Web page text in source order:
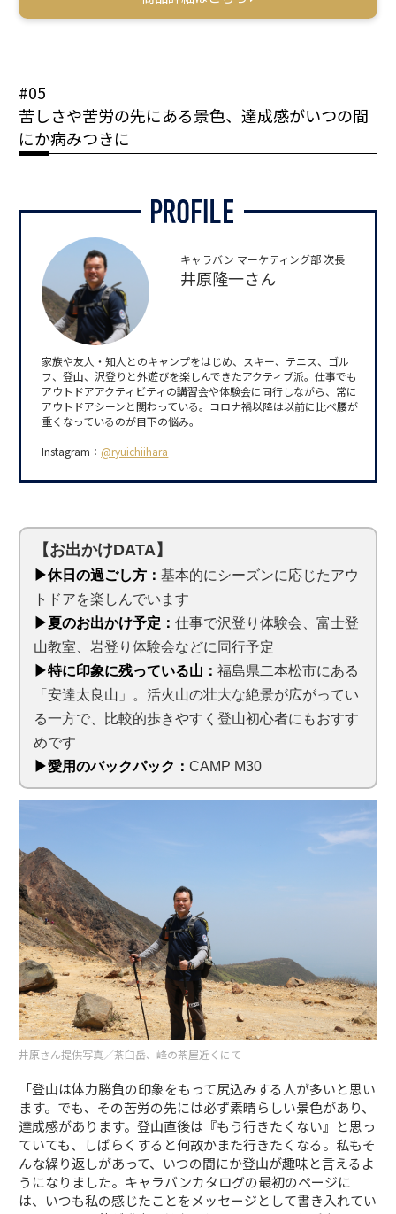
#05
苦しさや苦労の先にある景色、達成感がいつの間
にか病みつきに
キャラバン マーケティング部 次長
井原隆一さん
家族や友人・知人とのキャンプをはじめ、スキー、テニス、ゴル
フ、登山、沢登りと外遊びを楽しんできたアクティブ派。仕事でも
アウトドアアクティビティの講習会や体験会に同行しながら、常に
アウトドアシーンと関わっている。コロナ禍以降は以前に比べ腰が
重くなっているのが目下の悩み。
Instagram： @ryuichiihara
【お出かけDATA】
▶休日の過ごし方：基本的にシーズンに応じたアウ
トドアを楽しんでいます
▶夏のお出かけ予定：仕事で沢登り体験会、富士登
山教室、岩登り体験会などに同行予定
▶特に印象に残っている山：福島県二本松市にある
「安達太良山」。活火山の壮大な絶景が広がってい
る一方で、比較的歩きやすく登山初心者にもおすす
めです
▶愛用のバックパック：CAMP M30
井原さん提供写真／茶臼岳、峰の茶屋近くにて
「登山は体力勝負の印象をもって尻込みする人が多いと思い
ます。でも、その苦労の先には必ず素晴らしい景色があり、
達成感があります。登山直後は『もう行きたくない』と思っ
ていても、しばらくすると何故かまた行きたくなる。私もそ
んな繰り返しがあって、いつの間にか登山が趣味と言えるよ
うになりました。キャラバンカタログの最初のページに
は、いつも私の感じたことをメッセージとして書き入れてい